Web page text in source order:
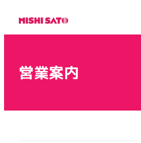
営業案内